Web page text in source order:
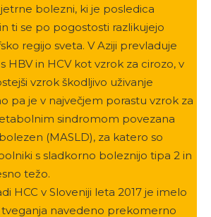
bolezni, ki je posledica
ti se po pogostosti razlikujejo
regijo sveta. V Aziji prevladuje
HBV in HCV kot vzrok za cirozo, v
vzrok škodljivo uživanje
pa je v največjem porastu vzrok za
sindromom povezana
(MASLD), za katero so
s sladkorno boleznijo tipa 2 in
težo.
HCC v Sloveniji leta 2017 je imelo
tveganja navedeno prekomerno